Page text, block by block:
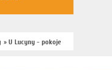
» U Lucyny - pokoje